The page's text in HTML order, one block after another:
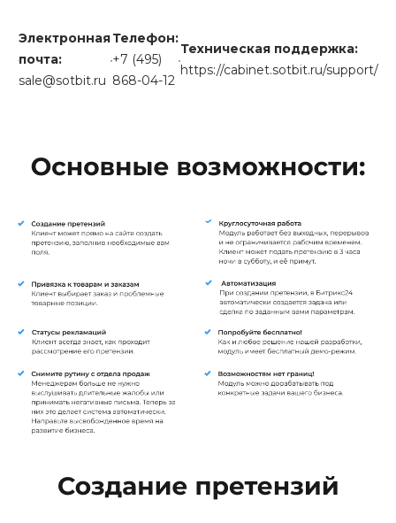
Электронная
почта:
sale@sotbit.ru
Телефон:
+7 (495)
868-04-12
Техническая поддержка:
https://cabinet.sotbit.ru/support/